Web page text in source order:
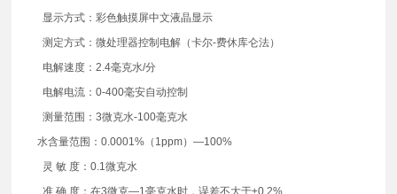
显示方式：彩色触摸屏中文液晶显示
测定方式：微处理器控制电解（卡尔-费休库仑法）
电解速度：2.4毫克水/分
电解电流：0-400毫安自动控制
测量范围：3微克水-100毫克水
水含量范围：0.0001%（1ppm）—100%
灵 敏 度：0.1微克水
准 确 度：在3微克—1毫克水时，误差不大于±0.2%